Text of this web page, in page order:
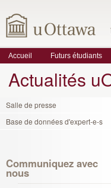
Accueil Futurs étudiants
Actualités
Salle de presse
Base de données d'expert-e-s
Communiquez avec
nous